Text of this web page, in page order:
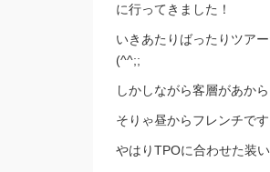
に行ってきました！
いきあたりばったりツア
(^^;;
しかしながら客層があか
そりゃ昼からフレンチで
やはりTPOに合わせた装